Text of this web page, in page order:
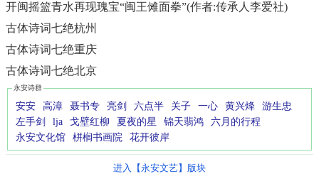
开闽摇篮青水再现瑰宝“闽王傩面拳”(作者:传承人李爱社)
古体诗词七绝杭州
古体诗词七绝重庆
古体诗词七绝北京
永安诗群
安安 高漳 聂书专 亮剑 六点半 关子 一心 黄兴烽
游生忠
左手剑
lja 戈壁红柳 夏夜的星 锦天翡鸿
六月的行程
永安文化馆
栟榈书画院 花开彼岸
进入【永安文艺】版块